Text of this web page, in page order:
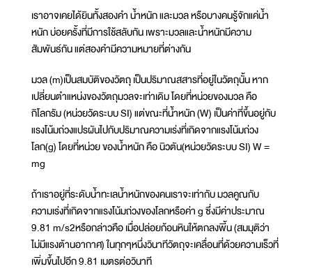
เราอาจเคยได้ยินทั้งสองคำ น้ำหนัก และมวล หรือบางคนรู้จักแค่น้ำ
หนัก บ่อยครั้งที่มีการใช้สลับกัน เพราะมวลและน้ำหนักมีความ
สัมพันธ์กัน แต่สองคำมีความหมายที่ต่างกัน
มวล (m)เป็นสมบัติของวัตถุ เป็นปริมาณสสารที่อยู่ในวัตถุนั้น หาก
เปลี่ยนตำแหน่งของวัตถุมวลจะเท่าเดิม โดยที่หน่วยของมวล คือ
กิโลกรัม (หน่วยวัดระบบ SI) แต่ขณะที่น้ำหนัก (W) เป็นค่าที่ขึ้นอยู่กับ
แรงโน้มถ่วงแปรผันไปกับปริมาณความเร่งที่เกิดจากแรงโน้มถ่วง
โลก(g) โดยที่หน่วย ของน้ำหนัก คือ นิวตัน(หน่วยวัดระบบ SI) W =
mg
ถ้าเราอยู่ที่ระดับน้ำทะเลน้ำหนักของคนเราจะเท่ากับ มวลคูณกับ
ความเร่งที่เกิดจากแรงโน้มถ่วงของโลกหรือค่า g ซึ่งมีค่าประมาณ
9.81 m/s2หรือกล่าวคือ เมื่อปล่อยก้อนหินให้ตกลงพี้น (สมมุติว่า
ไม่มีแรงต้านอากาศ) ในทุกๆหนึ่งวินาทีวัตถุจะเคลื่อนที่ด้วยความเร็วที่
เพิ่มขึ้นไปอีก 9.81 เมตรต่อวินาที